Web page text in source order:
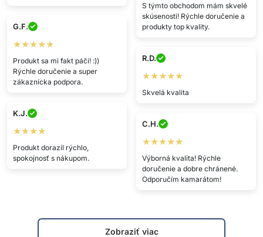
S týmto obchodom mám skvelé
skúsenosti! Rýchle doručenie a
produkty top kvality.
G.F.
★★★★★
Produkt sa mi fakt páči! :))
Rýchle doručenie a super
zákaznícka podpora.
R.D.
★★★★★
Skvelá kvalita
K.J.
★★★★
Produkt dorazil rýchlo,
spokojnosť s nákupom.
C.H.
★★★★★
Výborná kvalita! Rýchle
doručenie a dobre chránené.
Odporučím kamarátom!
Zobraziť viac